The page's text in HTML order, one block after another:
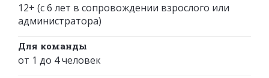
12+ (с 6 лет в сопровождении взрослого или
администратора)
Для команды
от 1 до 4 человек